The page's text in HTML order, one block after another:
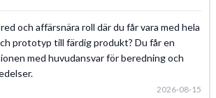
och affärsnära roll där du får vara med hela
prototyp till färdig produkt? Du får en
med huvudansvar för beredning och
2026-08-15